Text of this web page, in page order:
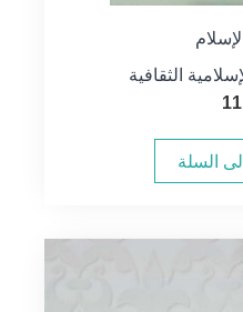
الثقافية
السلة